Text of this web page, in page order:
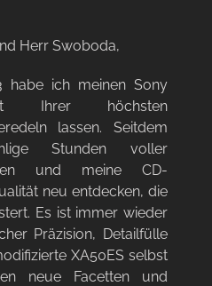
Herr Swoboda,
habe ich meinen Sony
Ihrer höchsten
lassen. Seitdem
Stunden voller
und meine CD-
neu entdecken, die
Es ist immer wieder
Präzision, Detailfülle
XA50ES selbst
neue Facetten und